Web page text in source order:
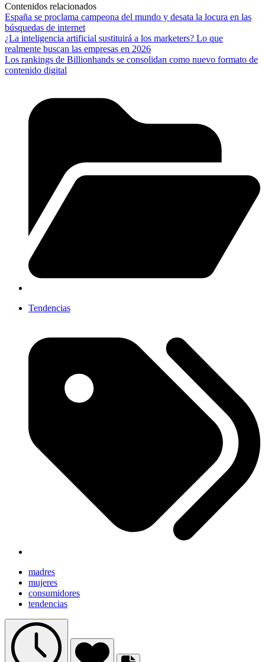
Contenidos relacionados
España se proclama campeona del mundo y desata la locura en las
búsquedas de internet
¿La inteligencia artificial sustituirá a los marketers? Lo que
realmente buscan las empresas en 2026
Los rankings de Billionhands se consolidan como nuevo formato de
contenido digital
Tendencias
madres
mujeres
consumidores
tendencias